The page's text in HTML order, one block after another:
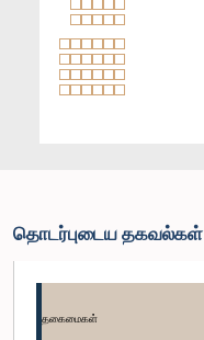
தொடர்புடைய தகவல்கள்
தகைமைகள்